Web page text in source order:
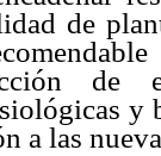
de
de
y
a las